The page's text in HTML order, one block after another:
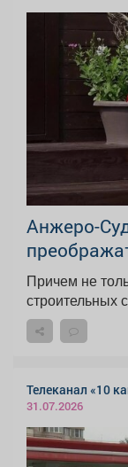
Анжеро-
Причем не
Телеканал «10
31.07.2026